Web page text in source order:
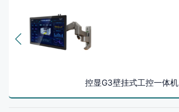
控显G3壁挂式工控一体机